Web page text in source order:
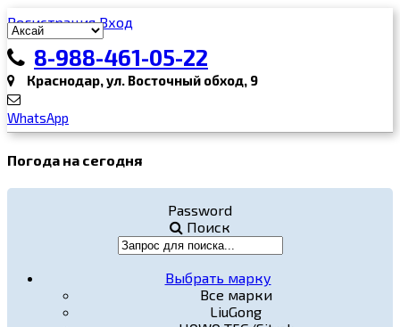
Регистрация Вход
8-988-461-05-22
Краснодар, ул. Восточный обход, 9
WhatsApp
Погода на сегодня
Password
Поиск
Выбрать марку
Все марки
LiuGong